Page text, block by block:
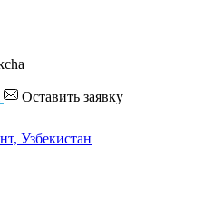
Оставить заявку